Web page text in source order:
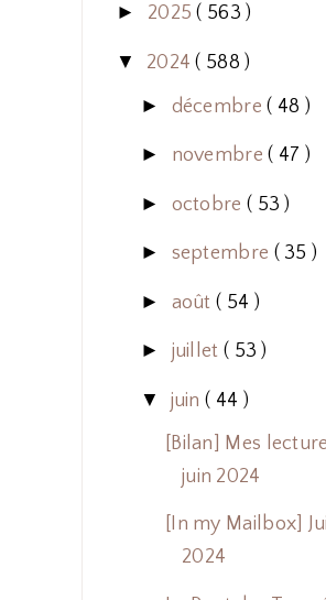
► 2025( 563 )
▼ 2024( 588 )
► décembre( 48 )
► novembre( 47 )
► octobre ( 53 )
► septembre ( 35 )
► août ( 54 )
► juillet ( 53 )
▼ juin( 44 )
[Bilan] Mes
juin 2024
[In my Mailbox]
2024